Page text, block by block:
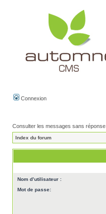
Connexion
Consulter les messages sans réponse
Index du forum
Nom d’utilisateur :
Mot de passe: